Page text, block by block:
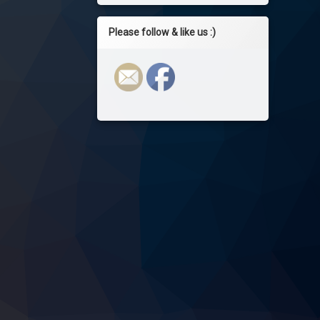
Please follow & like us :)